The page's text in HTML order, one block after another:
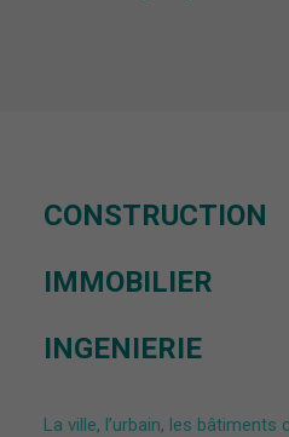
CONSTRUCTION
IMMOBILIER
INGENIERIE
La ville, l’urbain, les